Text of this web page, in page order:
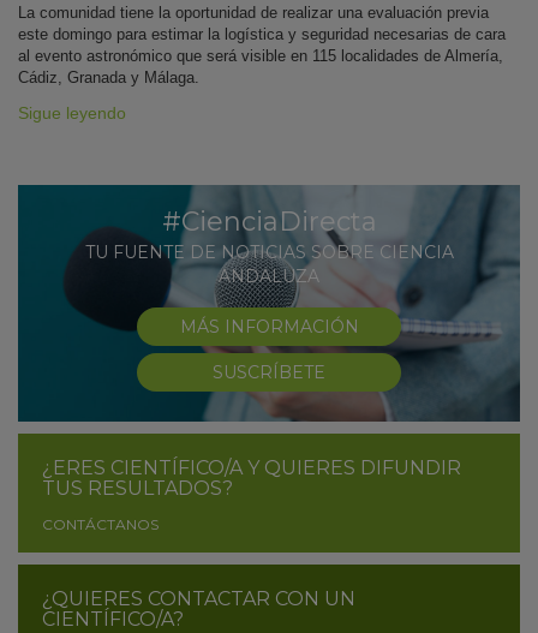
La comunidad tiene la oportunidad de realizar una evaluación previa
este domingo para estimar la logística y seguridad necesarias de cara
al evento astronómico que será visible en 115 localidades de Almería,
Cádiz, Granada y Málaga.
Sigue leyendo
#CienciaDirecta
TU FUENTE DE NOTICIAS SOBRE CIENCIA
ANDALUZA
MÁS INFORMACIÓN
SUSCRÍBETE
¿ERES CIENTÍFICO/A Y QUIERES DIFUNDIR
TUS RESULTADOS?
CONTÁCTANOS
¿QUIERES CONTACTAR CON UN
CIENTÍFICO/A?